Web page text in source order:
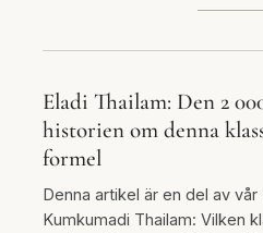
Eladi Thailam: Den 2
historien om denna
formel
Denna artikel är en del av vår
Kumkumadi Thailam: Vilken